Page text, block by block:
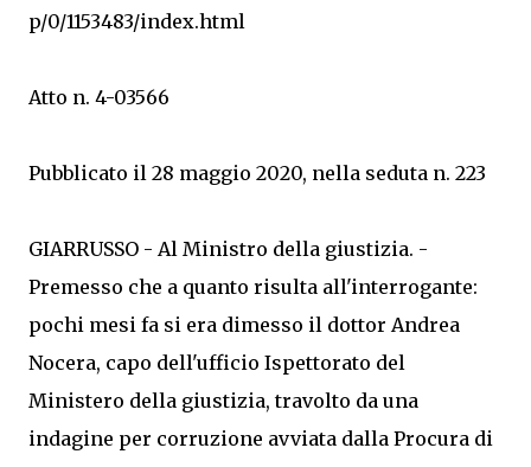
p/0/1153483/index.html
Atto n. 4-03566
Pubblicato il 28 maggio 2020, nella seduta n. 223
GIARRUSSO - Al Ministro della giustizia. -
Premesso che a quanto risulta all'interrogante:
pochi mesi fa si era dimesso il dottor Andrea
Nocera, capo dell'ufficio Ispettorato del
Ministero della giustizia, travolto da una
indagine per corruzione avviata dalla Procura di